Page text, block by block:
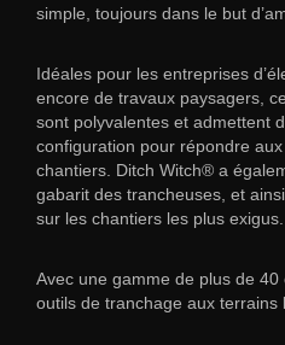
simple, toujours dans le but
Idéales pour les entreprises
encore de travaux paysagers,
sont polyvalentes et admettent
configuration pour répondre
chantiers. Ditch Witch® a
gabarit des trancheuses, et
sur les chantiers les plus exigus.
Avec une gamme de plus de
outils de tranchage aux terrains